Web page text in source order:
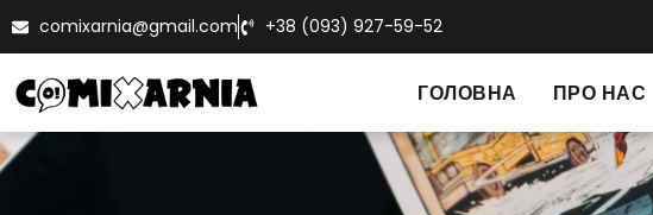
comixarnia@gmail.com +38 (093) 927-59-52
ГОЛОВНА ПРО НАС